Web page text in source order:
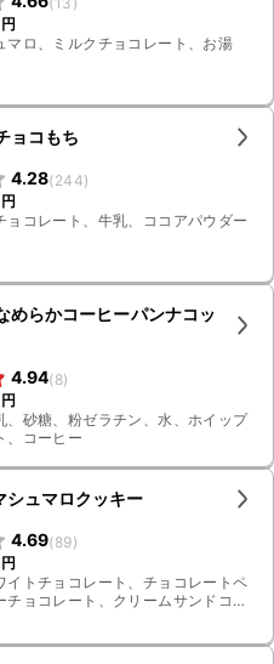
円
マロ、ミルクチョコレート、お湯
ョコもち
4.28(244)
円
ョコレート、牛乳、ココアパウダー
めらかコーヒーパンナコッ
4.94(8)
円
、砂糖、粉ゼラチン、水、ホイップ
、コーヒー
シュマロクッキー
4.69(89)
円
イトチョコレート、チョコレートペ
チョコレート、クリームサンドココ